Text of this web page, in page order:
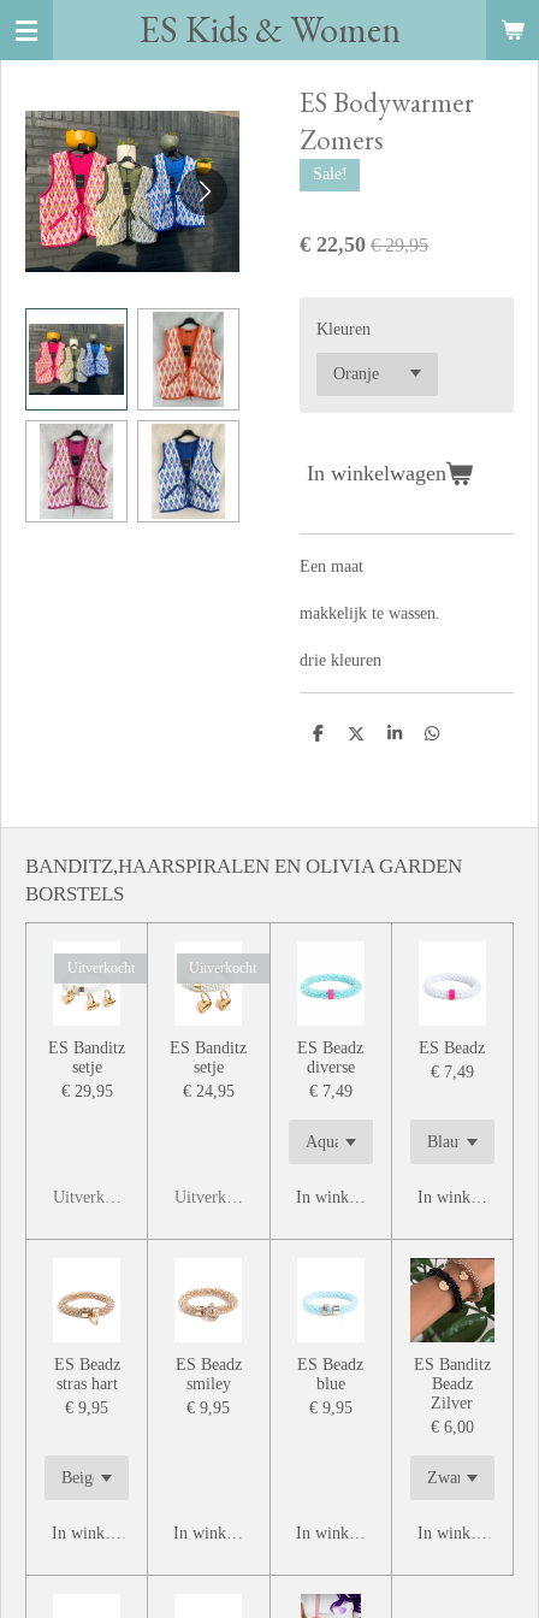
Ga
de
hoofdinhoud
ES Kids&Women
ES Bodywarmer
Zomers
Sale!
€ 22,50 € 29,95
Kleuren
In winkelwagen
Een maat
makkelijk te wassen.
drie kleuren
D
D
S
D
BANDITZ,HAARSPIRALEN EN OLIVIA GARDEN
BORSTELS
Uitverkocht
ES Banditz
setje
€ 29,95
Uitverkocht
Uitverkocht
ES Banditz
setje
€ 24,95
Uitverkocht
ES Beadz
diverse
€ 7,49
In winkelwagen
ES Beadz
€ 7,49
In winkelwagen
ES Beadz
stras hart
€ 9,95
In winkelwagen
ES Beadz
smiley
€ 9,95
In winkelwagen
ES Beadz
blue
€ 9,95
In winkelwagen
ES Banditz
Beadz
Zilver
€ 6,00
In winkelwagen